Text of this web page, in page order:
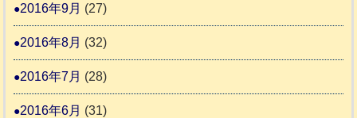
2016年9月 (27)
2016年8月 (32)
2016年7月 (28)
2016年6月 (31)